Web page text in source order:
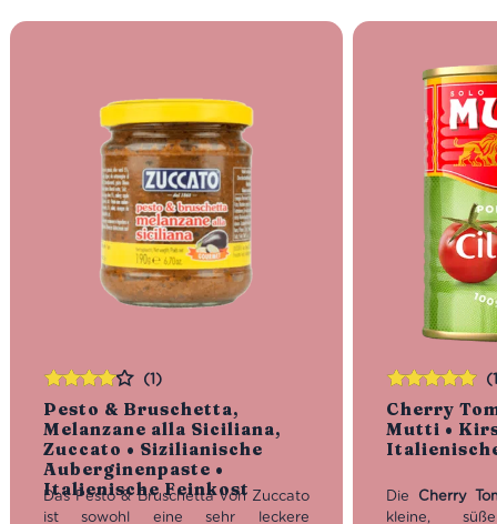
Pesto & Bruschetta,
Melanzane alla Siciliana,
Zuccato • Sizilianische
Auberginenpaste •
Italienische Feinkost
(1)
Das Pesto & Bruschetta von Zuccato
ist sowohl eine sehr leckere
Bewertet
mit4.00
von 5
Cherry
Mutti •
Die Cherry
kleine,
Bewertet
mit5.00von
5